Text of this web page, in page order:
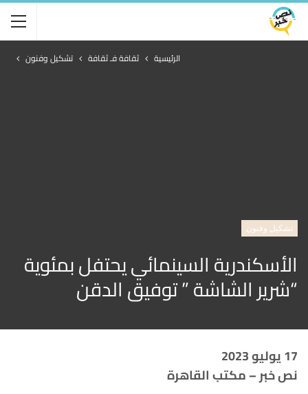
الرئيسية ثقافة فـ ثقافة تشكيل وفنون
تشكيل وفنون
الأسكندرية السينمائي يحتفل بمئوية
“شرير الشاشة ” توفيق الدقن
17 يوليو 2023
نص خبر – مكتب القاهرة